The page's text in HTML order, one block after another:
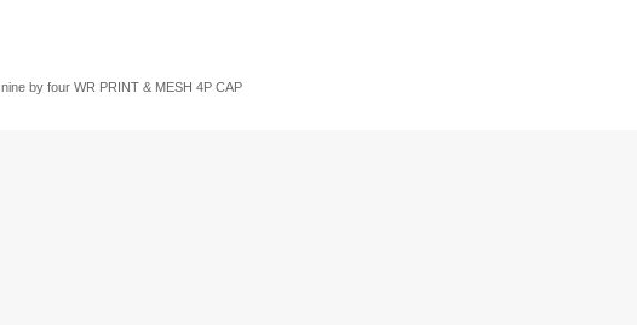
nine by four WR PRINT & MESH 4P CAP